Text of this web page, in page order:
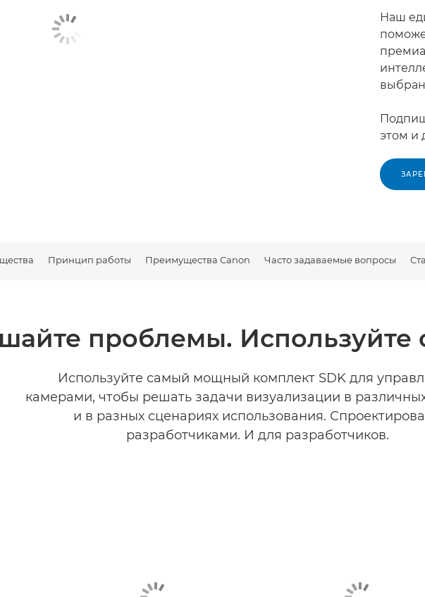
Наш
этом и
Принцип работы Преимущества Canon Часто задаваемые вопросы
проблемы. Используйте
Используйте самый мощный комплект SDK для
камерами, чтобы решать задачи визуализации в
и в разных сценариях использования.
разработчиками. И для разработчиков.